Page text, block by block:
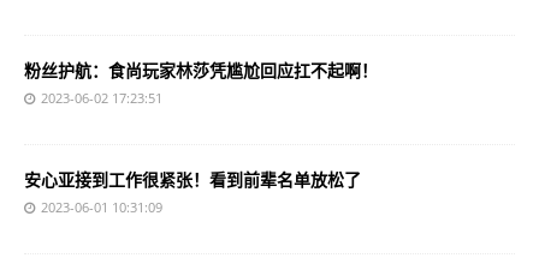
粉丝护航：食尚玩家林莎凭尴尬回应扛不起啊！
2023-06-02 17:23:51
安心亚接到工作很紧张！看到前辈名单放松了
2023-06-01 10:31:09